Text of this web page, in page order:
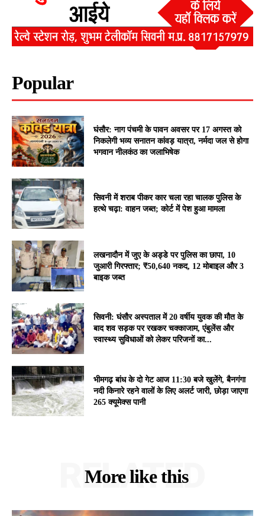
Popular
घंसौर: नाग पंचमी के पावन अवसर पर 17 अगस्त को
निकलेगी भव्य सनातन कांवड़ यात्रा, नर्मदा जल से होगा
भगवान नीलकंठ का जलाभिषेक
सिवनी में शराब पीकर कार चला रहा चालक पुलिस के
हत्थे चढ़ा: वाहन जब्त; कोर्ट में पेश हुआ मामला
लखनादौन में जुए के अड्डे पर पुलिस का छापा, 10
जुआरी गिरफ्तार; ₹50,640 नकद, 12 मोबाइल और 3
बाइक जब्त
सिवनी: घंसौर अस्पताल में 20 वर्षीय युवक की मौत के
बाद शव सड़क पर रखकर चक्काजाम, एंबुलेंस और
स्वास्थ्य सुविधाओं को लेकर परिजनों का...
भीमगढ़ बांध के दो गेट आज 11:30 बजे खुलेंगे, बैनगंगा
नदी किनारे रहने वालों के लिए अलर्ट जारी, छोड़ा जाएगा
265 क्यूमेक्स पानी
More like this
RELATED